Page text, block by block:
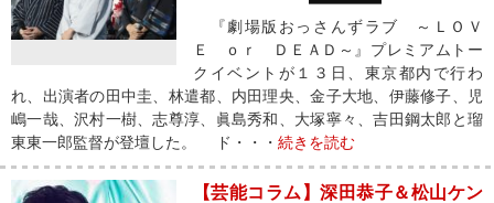
『劇場版おっさんずラブ ～ＬＯＶ
Ｅ ｏｒ ＤＥＡＤ～』プレミアムトー
クイベントが１３日、東京都内で行わ
れ、出演者の田中圭、林遣都、内田理央、金子大地、伊藤修子、児
嶋一哉、沢村一樹、志尊淳、眞島秀和、大塚寧々、吉田鋼太郎と瑠
東東一郎監督が登壇した。 ド・・・ 続きを読む
【芸能コラム】深田恭子＆松山ケン